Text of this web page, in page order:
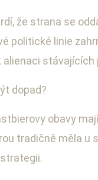
že strana se
politické linie
alienaci
dopad?
obavy
tradičně měla u